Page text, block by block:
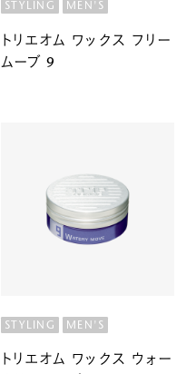
STYLING MEN'S
トリエオム ワックス フリー
ムーブ 9
STYLING MEN'S
トリエオム ワックス ウォー